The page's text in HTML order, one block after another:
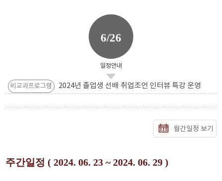
6/26
일정안내
비교과프로그램 2024년 졸업생 선배 취업조언 인터뷰 특강 운영
월간일정 보기
주간일정 ( 2024. 06. 23 ~ 2024. 06. 29 )